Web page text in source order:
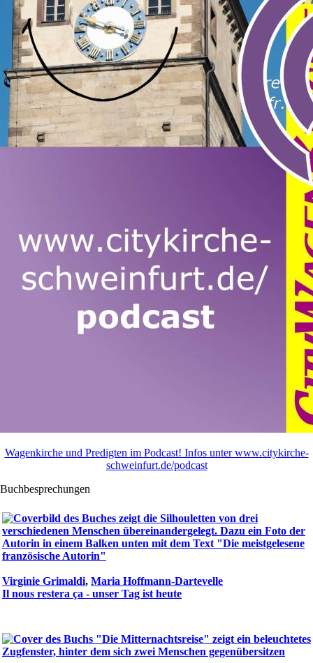
Wagenkirche und Predigten im Podcast! Infos unter www.citykirche-
schweinfurt.de/podcast
Buchbesprechungen
Virginie Grimaldi, Maria Hoffmann-Dartevelle
Il nous restera ça - unser Tag ist heute